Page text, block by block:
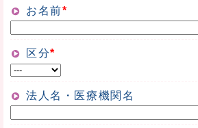
お名前*
区分*
法人名・医療機関名